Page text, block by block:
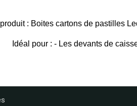
produit : Boites cartons de pastilles
Idéal pour : - Les devants de